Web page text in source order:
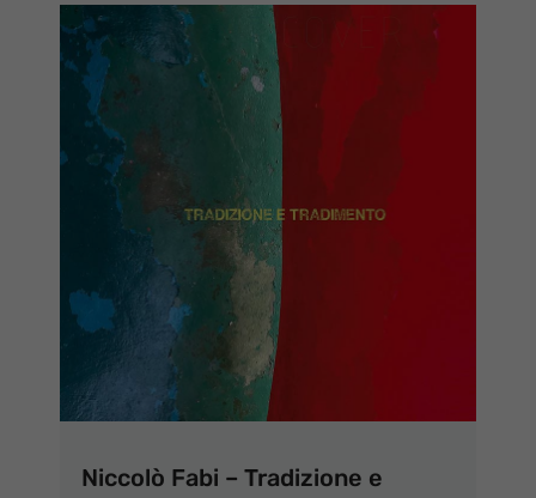
Niccolò Fabi – Tradizione e